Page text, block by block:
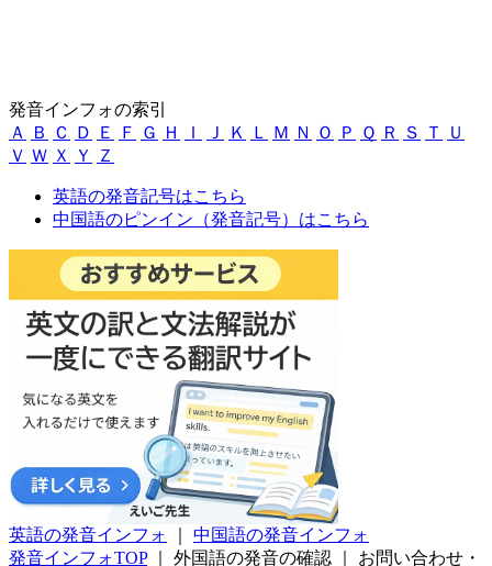
発音インフォの索引
Ａ
Ｂ Ｃ Ｄ Ｅ Ｆ Ｇ Ｈ Ｉ Ｊ Ｋ Ｌ Ｍ Ｎ Ｏ Ｐ Ｑ Ｒ Ｓ Ｔ
Ｕ
Ｖ Ｗ Ｘ Ｙ Ｚ
英語の発音記号はこちら
中国語のピンイン（発音記号）はこちら
英語の発音インフォ
中国語の発音インフォ
発音インフォTOP
外国語の発音の確認 お問い合わせ・